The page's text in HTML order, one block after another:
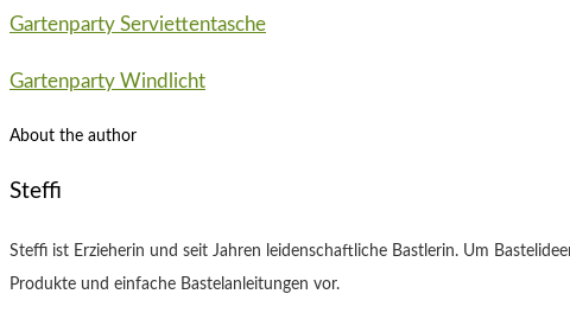
Gartenparty Serviettentasche
Gartenparty Windlicht
About the author
Steffi
Steffi ist Erzieherin und seit Jahren leidenschaftliche Bastlerin. Um
Produkte und einfache Bastelanleitungen vor.